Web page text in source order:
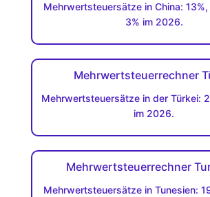
Mehrwertsteuersätze in China:
3% im 2026.
Mehrwertsteuerrechner
Mehrwertsteuersätze in der Türkei:
im 2026.
Mehrwertsteuerrechner
Mehrwertsteuersätze in Tunesien: